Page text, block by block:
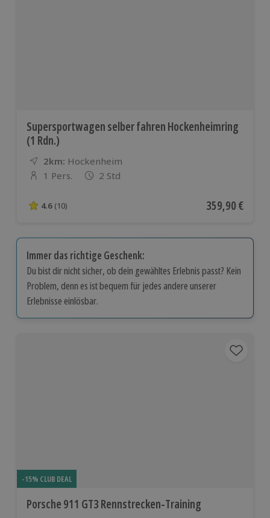
Supersportwagen selber fahren Hockenheimring
(1 Rdn.)
2km: Entfernung
Standort
Hockenheim
Anzahl der Teilnehmer
1 Pers. 2 Std
4.6 von 5 Sternen basierend auf 10 Bewertungen
4.6 (10) Aktueller Preis
359,90 €
Immer das richtige Geschenk:
Du bist dir nicht sicher, ob dein gewähltes Erlebnis passt? Kein
Problem, denn es ist bequem für jedes andere unserer
Erlebnisse einlösbar.
-15% CLUB DEAL
Porsche 911 GT3 Rennstrecken-Training